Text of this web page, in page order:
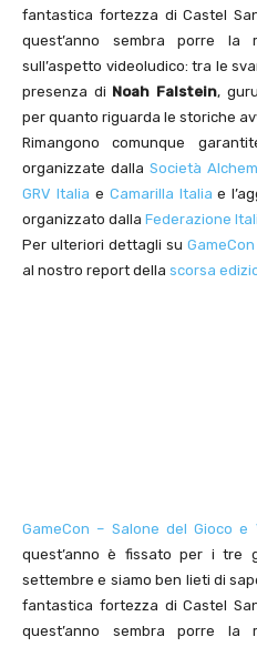
fantastica fortezza di Castel
quest’anno sembra porre la
sull’aspetto videoludico: tra le
presenza di Noah Falstein,
per quanto riguarda le storiche
Rimangono comunque
organizzate dallaSocietà
GRV Italia e Camarilla Italia e
organizzato dalla Federazione
Per ulteriori dettagli suGameCon
al nostro report della scorsa
GameCon – Salone del Gioco e
quest’anno è fissato per i tre
settembre e siamo ben lieti di
fantastica fortezza di Castel
quest’anno sembra porre la